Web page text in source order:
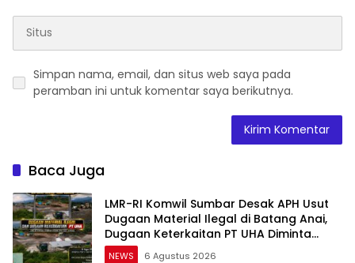
Simpan nama, email, dan situs web saya pada
peramban ini untuk komentar saya berikutnya.
Baca Juga
LMR-RI Komwil Sumbar Desak APH Usut
Dugaan Material Ilegal di Batang Anai,
Dugaan Keterkaitan PT UHA Diminta
Diselidiki Tuntas
NEWS 6 Agustus 2026